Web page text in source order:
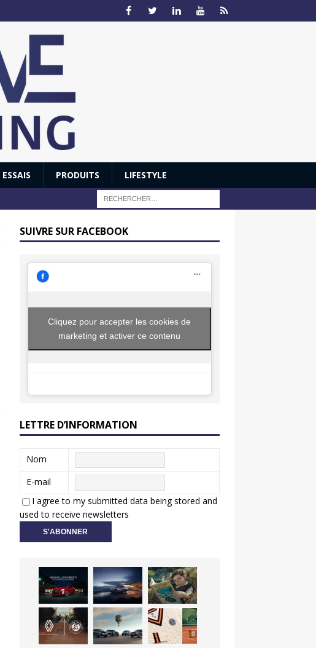
ESSAIS PRODUITS LIFESTYLE
SUIVRE SUR FACEBOOK
Cliquez pour accepter les cookies de
marketing et activer ce contenu
LETTRE D’INFORMATION
Nom
E-mail
I agree to my submitted data being stored and
used to receive newsletters